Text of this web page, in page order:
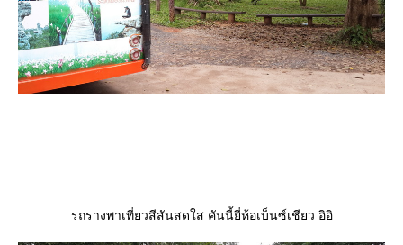
รถรางพาเที่ยวสีสันสดใส คันนี้ยี่ห้อเบ็นซ์เชียว อิอิ